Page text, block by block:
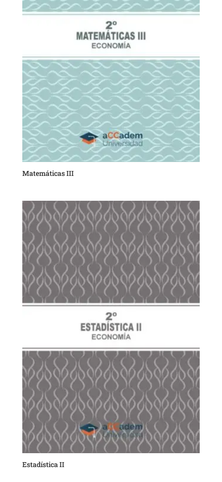
Matemáticas III
Estadística II